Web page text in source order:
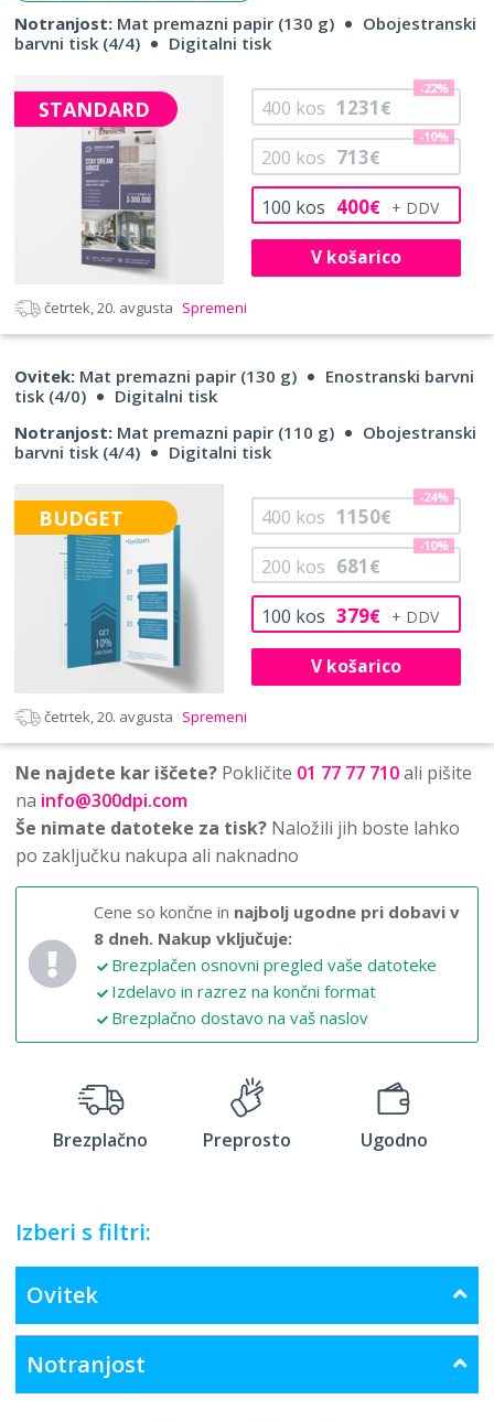
Notranjost: Mat premazni papir (130 g)
Obojestranski
barvni tisk (4/4)
Digitalni tisk
STANDARD
100 kos 400€
200 kos 713€
-10%
400 kos 1231€
-22%
V košarico
četrtek, 20. avgusta Spremeni
Ovitek: Mat premazni papir (130 g)
Enostranski barvni
tisk (4/0)
Digitalni tisk
Notranjost: Mat premazni papir (110 g)
Obojestranski
barvni tisk (4/4)
Digitalni tisk
BUDGET
100 kos 379€
200 kos 681€
-10%
400 kos 1150€
-24%
V košarico
četrtek, 20. avgusta Spremeni
Ne najdete kar iščete? Pokličite 01 77 77 710ali pišite
na info@300dpi.com
Še nimate datoteke za tisk? Naložili jih boste lahko
po zaključku nakupa ali naknadno
Cene so končne in najbolj ugodne pri dobavi v
8 dneh. Nakup vključuje:
Brezplačen osnovni pregled vaše datoteke
Izdelavo in razrez na končni format
Brezplačno dostavo na vaš naslov
Brezplačno Preprosto Ugodno
Izberi s filtri:
Ovitek
Notranjost